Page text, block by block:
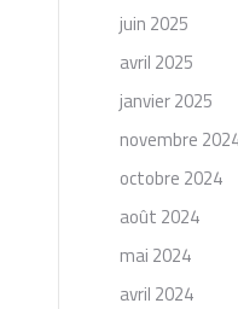
juin 2025
avril 2025
janvier 2025
novembre
octobre 2024
août 2024
mai 2024
avril 2024